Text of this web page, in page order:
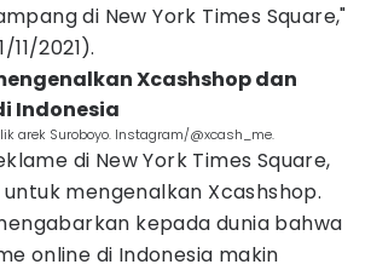
di New York Times Square,"
11/2021).
Xcashshop dan
Indonesia
arek Suroboyo. Instagram/@xcash_me.
di New York Times Square,
mengenalkan Xcashshop.
kepada dunia bahwa
online di Indonesia makin